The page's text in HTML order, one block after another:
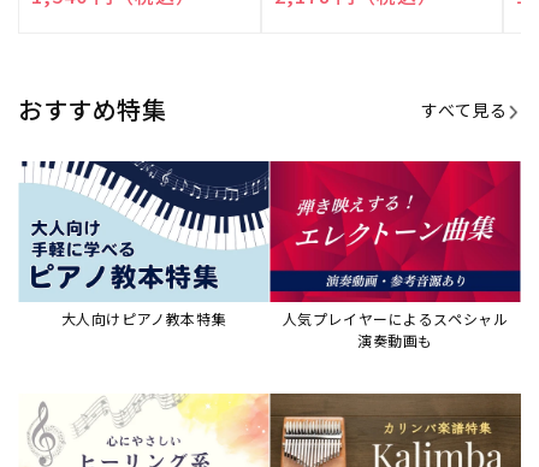
おすすめ特集 すべて見る
大人向けピアノ教本特集
人気プレイヤーによるスペシャル
演奏動画も